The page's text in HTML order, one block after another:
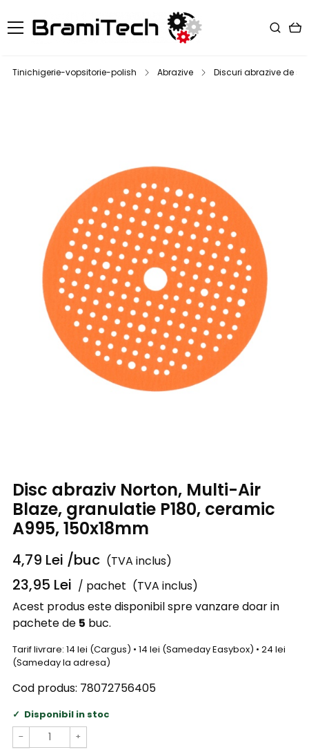
Tinichigerie-vopsitorie-polish Abrazive Discuri abrazive de
Disc abraziv Norton, Multi-Air
Blaze, granulatie P180, ceramic
A995, 150x18mm
4,79 Lei /buc (TVA inclus)
23,95 Lei / pachet (TVA inclus)
Acest produs este disponibil spre vanzare doar in
pachete de 5 buc.
Tarif livrare: 14 lei (Cargus) • 14 lei (Sameday Easybox) • 24 lei
(Sameday la adresa)
Cod produs: 78072756405
Disponibil in stoc
− +